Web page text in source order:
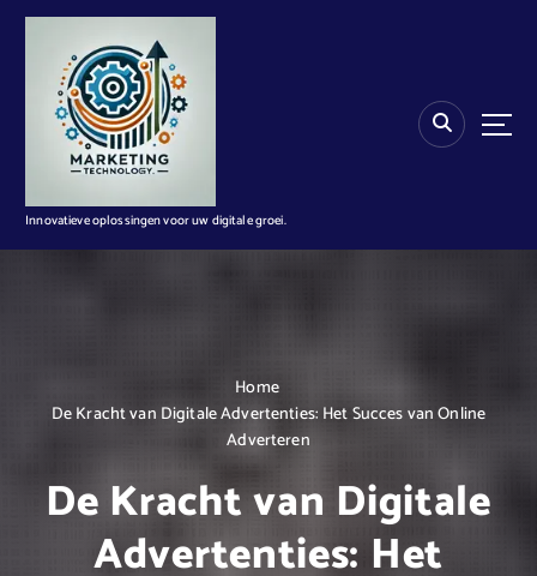
n
Innovatieve oplossingen voor uw digitale groei.
Home
De Kracht van Digitale Advertenties: Het Succes van Online
Adverteren
De Kracht van Digitale
Advertenties: Het